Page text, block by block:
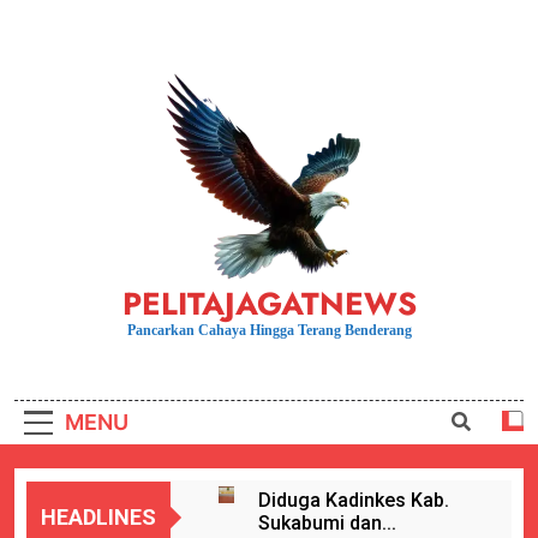
PELITAJAGATNEWS
Pancarkan Cahaya Hingga Terang Benderang
MENU
HEADLINES
Diduga Kadinkes Kab.
Sukabumi dan